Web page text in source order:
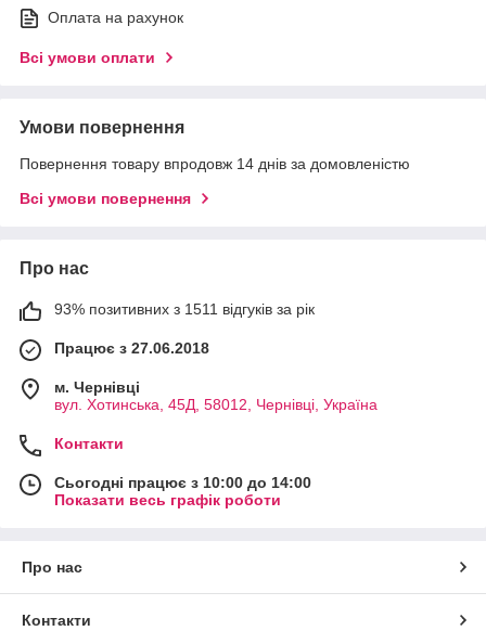
Оплата на рахунок
Всі умови оплати
Умови повернення
Повернення товару впродовж 14 днів за домовленістю
Всі умови повернення
Про нас
93% позитивних з 1511 відгуків за рік
Працює з 27.06.2018
м. Чернівці
вул. Хотинська, 45Д, 58012, Чернівці, Україна
Контакти
Сьогодні працює з 10:00 до 14:00
Показати весь графік роботи
Про нас
Контакти